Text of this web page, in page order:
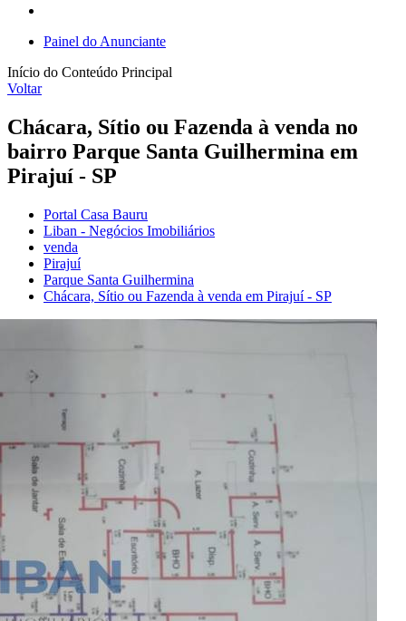
Painel do Anunciante
Início do Conteúdo Principal
Voltar
Chácara, Sítio ou Fazenda à venda no
bairro Parque Santa Guilhermina em
Pirajuí - SP
Portal Casa Bauru
Liban - Negócios Imobiliários
venda
Pirajuí
Parque Santa Guilhermina
Chácara, Sítio ou Fazenda à venda em Pirajuí - SP